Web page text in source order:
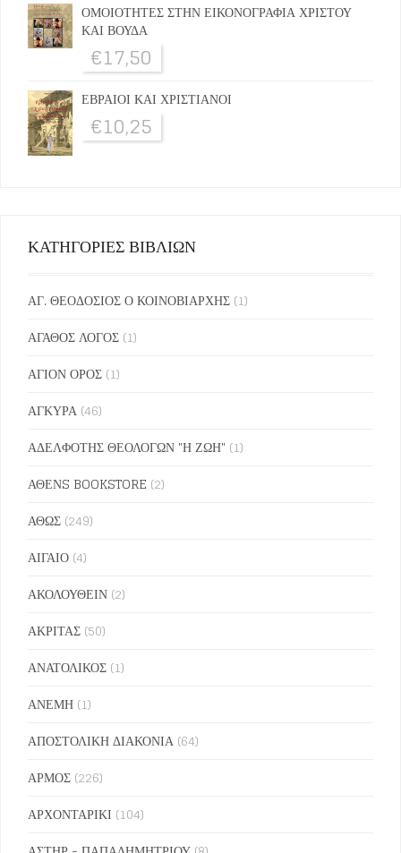
ΟΜΟΙΟΤΗΤΕΣ ΣΤΗΝ ΕΙΚΟΝΟΓΡΑΦΙΑ ΧΡΙΣΤΟΥ
ΚΑΙ ΒΟΥΔΑ
€17,50
ΕΒΡΑΙΟΙ ΚΑΙ ΧΡΙΣΤΙΑΝΟΙ
€10,25
ΚΑΤΗΓΟΡΙΕΣ ΒΙΒΛΙΩΝ
ΑΓ. ΘΕΟΔΟΣΙΟΣ Ο ΚΟΙΝΟΒΙΑΡΧΗΣ (1)
ΑΓΑΘΟΣ ΛΟΓΟΣ (1)
ΑΓΙΟΝ ΟΡΟΣ (1)
ΑΓΚΥΡΑ (46)
ΑΔΕΛΦΟΤΗΣ ΘΕΟΛΟΓΩΝ "Η ΖΩΗ" (1)
ΑΘΕΝS BOOKSTORE (2)
ΑΘΩΣ (249)
ΑΙΓΑΙΟ (4)
ΑΚΟΛΟΥΘΕΙΝ (2)
ΑΚΡΙΤΑΣ (50)
ΑΝΑΤΟΛΙΚΟΣ (1)
ΑΝΕΜΗ (1)
ΑΠΟΣΤΟΛΙΚΗ ΔΙΑΚΟΝΙΑ (64)
ΑΡΜΟΣ (226)
ΑΡΧΟΝΤΑΡΙΚΙ (104)